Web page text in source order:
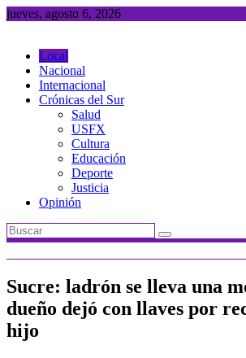
Saltar
jueves, agosto 6, 2026
Local
Nacional
Internacional
Crónicas del Sur
Salud
USFX
Cultura
Educación
Deporte
Justicia
Opinión
Sucre: ladrón se lleva una
dueño dejó con llaves por
hijo